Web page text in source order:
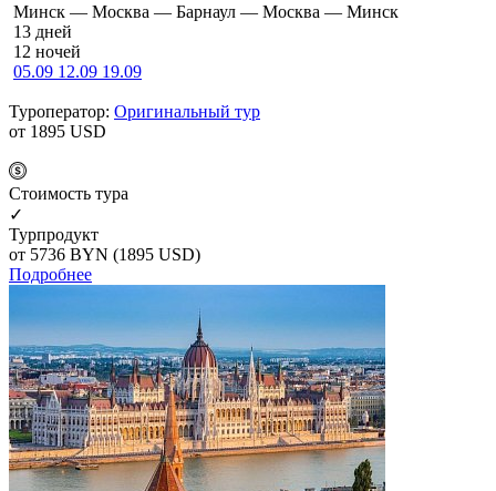
Минск — Москва — Барнаул — Москва — Минск
13 дней
12 ночей
05.09 12.09 19.09
Туроператор: Оригинальный тур
от 1895 USD
Cтоимость тура
✓
Турпродукт
от 5736 BYN (1895 USD)
Подробнее